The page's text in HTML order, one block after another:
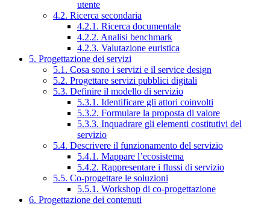
utente
4.2. Ricerca secondaria
4.2.1. Ricerca documentale
4.2.2. Analisi benchmark
4.2.3. Valutazione euristica
5. Progettazione dei servizi
5.1. Cosa sono i servizi e il service design
5.2. Progettare servizi pubblici digitali
5.3. Definire il modello di servizio
5.3.1. Identificare gli attori coinvolti
5.3.2. Formulare la proposta di valore
5.3.3. Inquadrare gli elementi costitutivi del
servizio
5.4. Descrivere il funzionamento del servizio
5.4.1. Mappare l’ecosistema
5.4.2. Rappresentare i flussi di servizio
5.5. Co-progettare le soluzioni
5.5.1. Workshop di co-progettazione
6. Progettazione dei contenuti